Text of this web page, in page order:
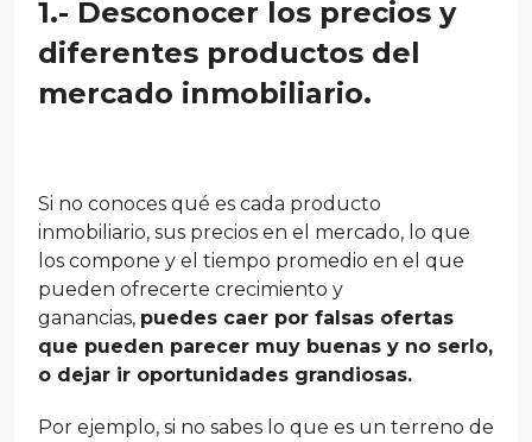
1.- Desconocer los precios y
diferentes productos del
mercado inmobiliario.
Si no conoces qué es cada producto
inmobiliario, sus precios en el mercado, lo que
los compone y el tiempo promedio en el que
pueden ofrecerte crecimiento y
ganancias, puedes caer por falsas ofertas
que pueden parecer muy buenas y no serlo,
o dejar ir oportunidades grandiosas.
Por ejemplo, si no sabes lo que es un terreno de